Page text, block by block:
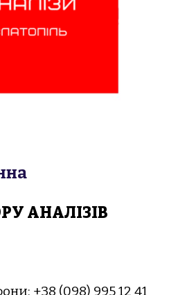
АНАЛІЗІВ
+38 (098) 995 12 41